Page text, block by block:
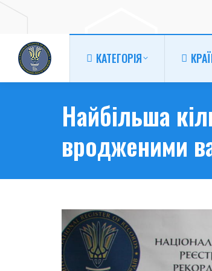
КАТЕГОРІЯ
Найбільша
вродженими